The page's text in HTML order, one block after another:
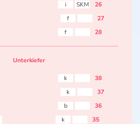
i SKM
26
f
27
f 28
Unterkiefer
k
38
k
37
b
36
k
35